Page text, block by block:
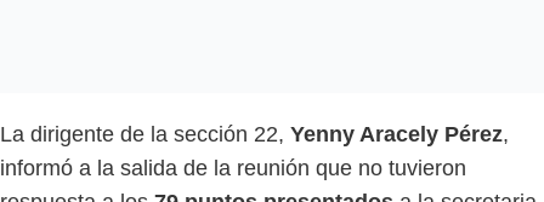
La dirigente de la sección 22, Yenny Aracely Pérez,
informó a la salida de la reunión que no tuvieron